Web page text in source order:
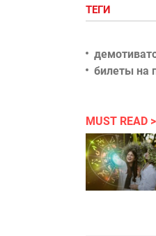
ТЕГИ
билеты на
MUST READ